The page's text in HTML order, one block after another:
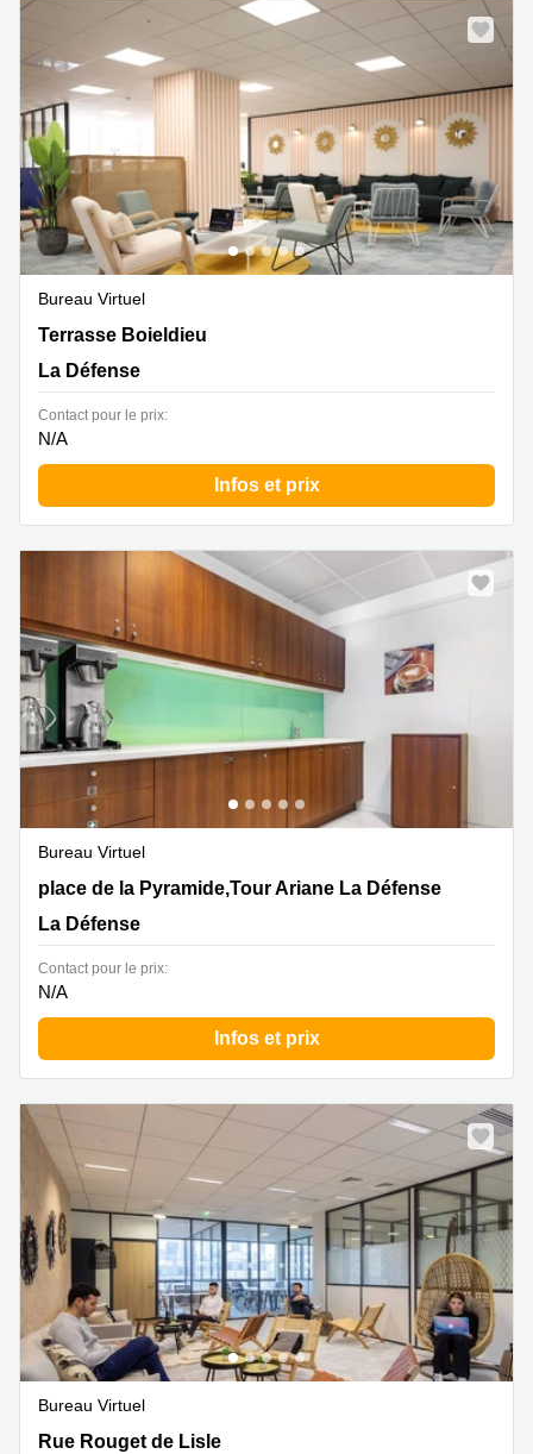
Bureau Virtuel
Tour Franklin, 100 Terr. Boieldieu, La Défense
Terrasse Boieldieu
La Défense
Contact pour le prix:
N/A
Infos et prix
Bureau Virtuel
5 place de la Pyramide,Tour Ariane La Défense 9,La
Défense Cedex, La Défense
place de la Pyramide,Tour Ariane La Défense
La Défense
Contact pour le prix:
N/A
Infos et prix
Bureau Virtuel
42 rue Rouget de Lisle, Suresnes
Rue Rouget de Lisle